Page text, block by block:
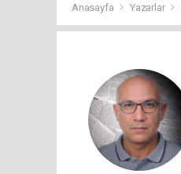
Anasayfa Yazarlar